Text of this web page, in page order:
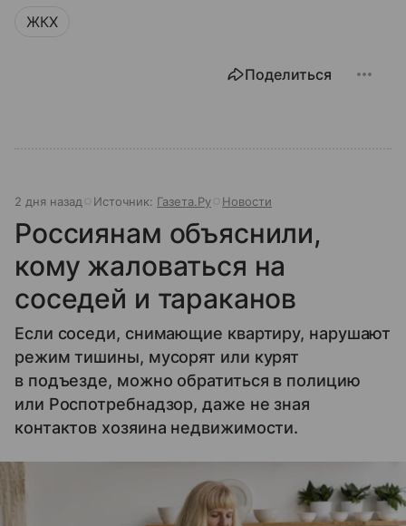
ЖКХ
Поделиться
2 дня назад Источник: Газета.Ру Новости
Россиянам объяснили,
кому жаловаться на
соседей и тараканов
Если соседи, снимающие квартиру, нарушают
режим тишины, мусорят или курят
в подъезде, можно обратиться в полицию
или Роспотребнадзор, даже не зная
контактов хозяина недвижимости.